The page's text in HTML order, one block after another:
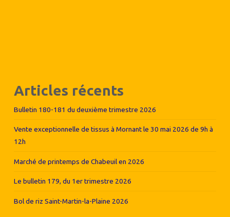
Articles récents
Bulletin 180-181 du deuxième trimestre 2026
Vente exceptionnelle de tissus à Mornant le 30 mai 2026 de 9h à
12h
Marché de printemps de Chabeuil en 2026
Le bulletin 179, du 1er trimestre 2026
Bol de riz Saint-Martin-la-Plaine 2026